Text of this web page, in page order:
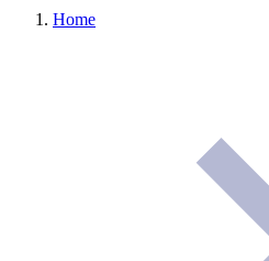
Home